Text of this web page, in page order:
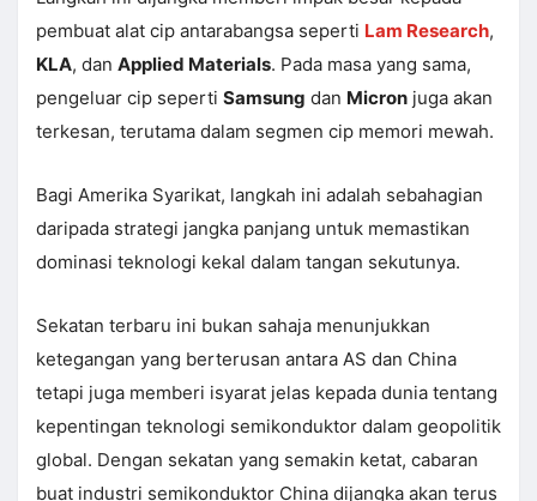
pembuat alat cip antarabangsa seperti Lam Research,
KLA, dan Applied Materials. Pada masa yang sama,
pengeluar cip seperti Samsung dan Micron juga akan
terkesan, terutama dalam segmen cip memori mewah.
Bagi Amerika Syarikat, langkah ini adalah sebahagian
daripada strategi jangka panjang untuk memastikan
dominasi teknologi kekal dalam tangan sekutunya.
Sekatan terbaru ini bukan sahaja menunjukkan
ketegangan yang berterusan antara AS dan China
tetapi juga memberi isyarat jelas kepada dunia tentang
kepentingan teknologi semikonduktor dalam geopolitik
global. Dengan sekatan yang semakin ketat, cabaran
buat industri semikonduktor China dijangka akan terus